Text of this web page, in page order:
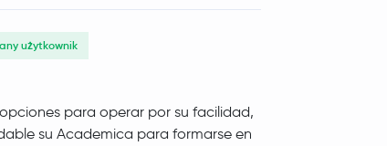
użytkownik
para operar por su facilidad,
su Academica para formarse en